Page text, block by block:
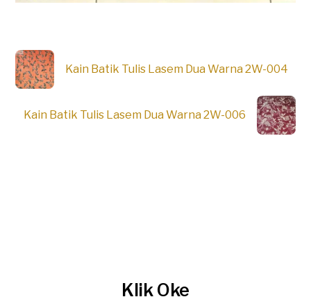
Kain Batik Tulis Lasem Dua Warna 2W-004
Kain Batik Tulis Lasem Dua Warna 2W-006
Klik Oke